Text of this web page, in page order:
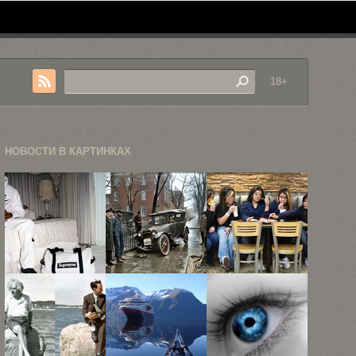
18+
НОВОСТИ В КАРТИНКАХ
Лукбук
совместной
коллекции
Nike x ...
25 шикарных
черно-белых
исторических
фото ...
«Макдоналдс»
в 15
портретах
посетителей